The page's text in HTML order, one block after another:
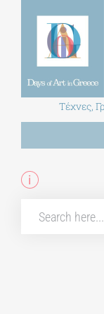
Τέχνες,
ΝΕΑ
ΕΝΤΥΠΗ ΕΚΔΟΣΗ